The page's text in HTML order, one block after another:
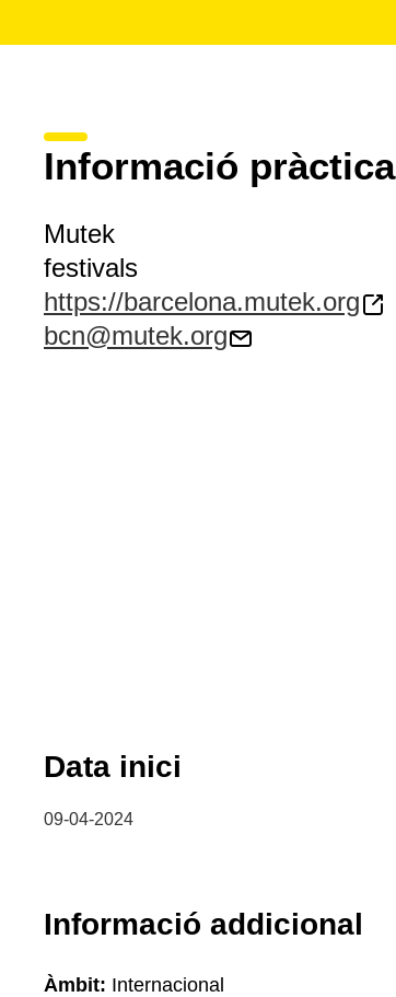
Informació pràctica
Mutek
festivals
https://barcelona.mutek.org
bcn@mutek.org
Data inici
09-04-2024
Informació addicional
Àmbit: Internacional